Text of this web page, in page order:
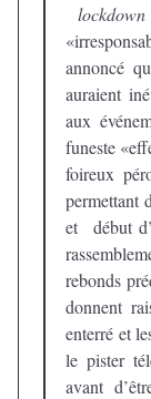
annoncé
auraient
aux
funeste
foireux
permettant
et début
rebonds
donnent
enterré et
le pister
avant